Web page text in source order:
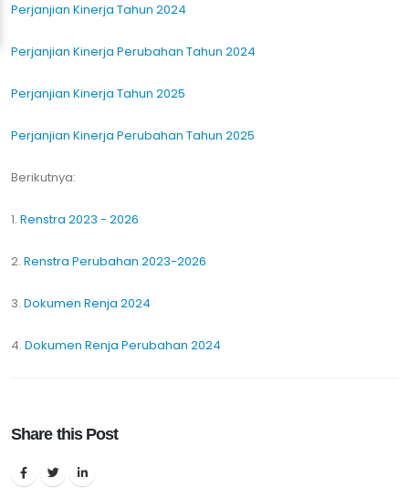
Perjanjian Kinerja Tahun 2024
Perjanjian Kinerja Perubahan Tahun 2024
Perjanjian Kinerja Tahun 2025
Perjanjian Kinerja Perubahan Tahun 2025
Berikutnya:
1. Renstra 2023 - 2026
2. Renstra Perubahan 2023-2026
3. Dokumen Renja 2024
4. Dokumen Renja Perubahan 2024
Share this Post